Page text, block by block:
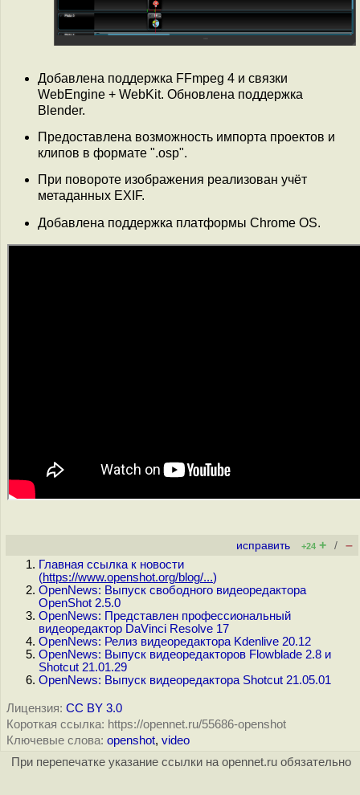
Добавлена поддержка FFmpeg 4 и связки
WebEngine + WebKit. Обновлена поддержка
Blender.
Предоставлена возможность импорта проектов и
клипов в формате ".osp".
При повороте изображения реализован учёт
метаданных EXIF.
Добавлена поддержка платформы Chrome OS.
исправить +24 + / –
Главная ссылка к новости
(https://www.openshot.org/blog/...)
OpenNews: Выпуск свободного видеоредактора
OpenShot 2.5.0
OpenNews: Представлен профессиональный
видеоредактор DaVinci Resolve 17
OpenNews: Релиз видеоредактора Kdenlive 20.12
OpenNews: Выпуск видеоредакторов Flowblade 2.8 и
Shotcut 21.01.29
OpenNews: Выпуск видеоредактора Shotcut 21.05.01
Лицензия: CC BY 3.0
Короткая ссылка: https://opennet.ru/55686-openshot
Ключевые слова: openshot, video
При перепечатке указание ссылки на opennet.ru обязательно